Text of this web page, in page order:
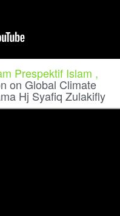
Prespektif Islam ,
on Global Climate
Hj Syafiq Zulakifly